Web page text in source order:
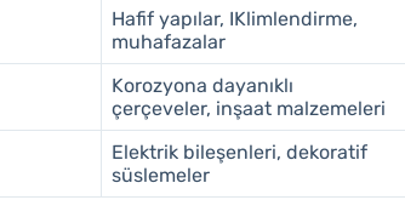
Hafif yapılar, IKlimlendirme,
muhafazalar
Korozyona dayanıklı
çerçeveler, inşaat malzemeleri
Elektrik bileşenleri, dekoratif
süslemeler